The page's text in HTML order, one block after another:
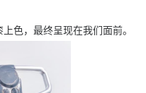
色，最终呈现在我们面前。